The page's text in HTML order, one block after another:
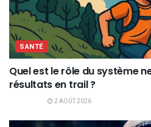
SANTÉ
Quel est le rôle du système
résultats en trail ?
2 AOÛT 2026